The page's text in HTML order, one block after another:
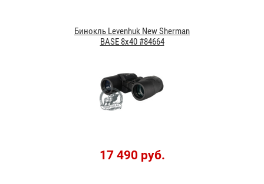
Бинокль Levenhuk New Sherman
BASE 8x40 #84664
17 490 руб.